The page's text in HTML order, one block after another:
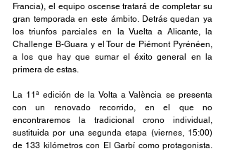
Francia), el equipo oscense tratará de completar su
gran temporada en este ámbito. Detrás quedan ya
los triunfos parciales en la Vuelta a Alicante, la
Challenge B-Guara y el Tour de Piémont Pyrénéen,
a los que hay que sumar el éxito general en la
primera de estas.
La 11ª edición de la Volta a València se presenta
con un renovado recorrido, en el que no
encontraremos la tradicional crono individual,
sustituida por una segunda etapa (viernes, 15:00)
de 133 kilómetros con El Garbí como protagonista.